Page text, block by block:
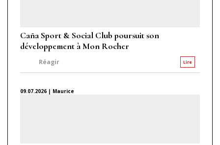
Caña Sport & Social Club poursuit son
développement à Mon Rocher
Lire
Réagir
09.07.2026 | Maurice